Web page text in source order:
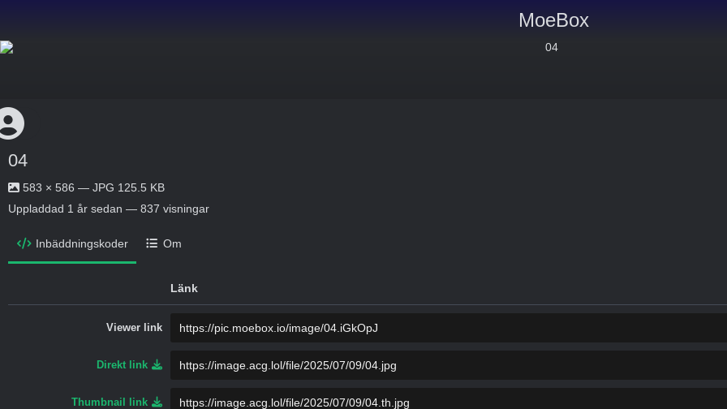
MoeBox
04
583 × 586 — JPG 125.5 KB
Uppladdad 1 år sedan — 837 visningar
Inbäddningskoder Om
Länk
Viewer link
Direkt link
Thumbnail link